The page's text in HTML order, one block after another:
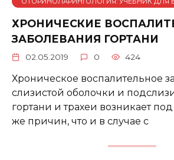
ХРОНИЧЕСКИЕ
ЗАБОЛЕВАНИЯ ГОРТАНИ
02.05.2019 0 424
Хроническое воспалительное
слизистой оболочки и
гортани и трахеи возникает
же причин, что и в случае с